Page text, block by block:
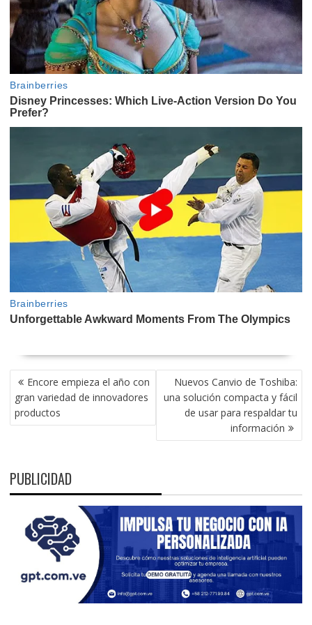
NAVEGACIÓN
DE
ENTRADAS
Encore empieza el año con
gran variedad de innovadores
productos
Nuevos Canvio de Toshiba:
una solución compacta y fácil
de usar para respaldar tu
información
PUBLICIDAD